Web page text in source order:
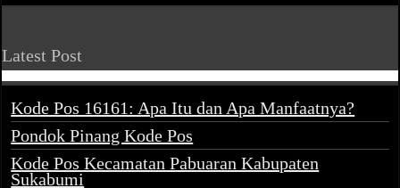
Latest Post
Kode Pos 16161: Apa Itu dan Apa Manfaatnya?
Pondok Pinang Kode Pos
Kode Pos Kecamatan Pabuaran Kabupaten
Sukabumi